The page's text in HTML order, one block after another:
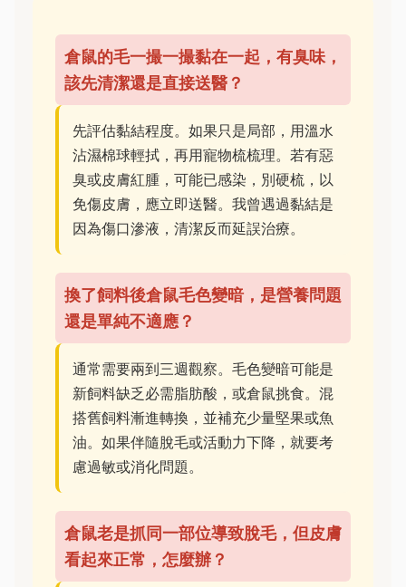
倉鼠的毛一撮一撮黏在一起，有臭味，
該先清潔還是直接送醫？
先評估黏結程度。如果只是局部，用溫水
沾濕棉球輕拭，再用寵物梳梳理。若有惡
臭或皮膚紅腫，可能已感染，別硬梳，以
免傷皮膚，應立即送醫。我曾遇過黏結是
因為傷口滲液，清潔反而延誤治療。
換了飼料後倉鼠毛色變暗，是營養問題
還是單純不適應？
通常需要兩到三週觀察。毛色變暗可能是
新飼料缺乏必需脂肪酸，或倉鼠挑食。混
搭舊飼料漸進轉換，並補充少量堅果或魚
油。如果伴隨脫毛或活動力下降，就要考
慮過敏或消化問題。
倉鼠老是抓同一部位導致脫毛，但皮膚
看起來正常，怎麼辦？